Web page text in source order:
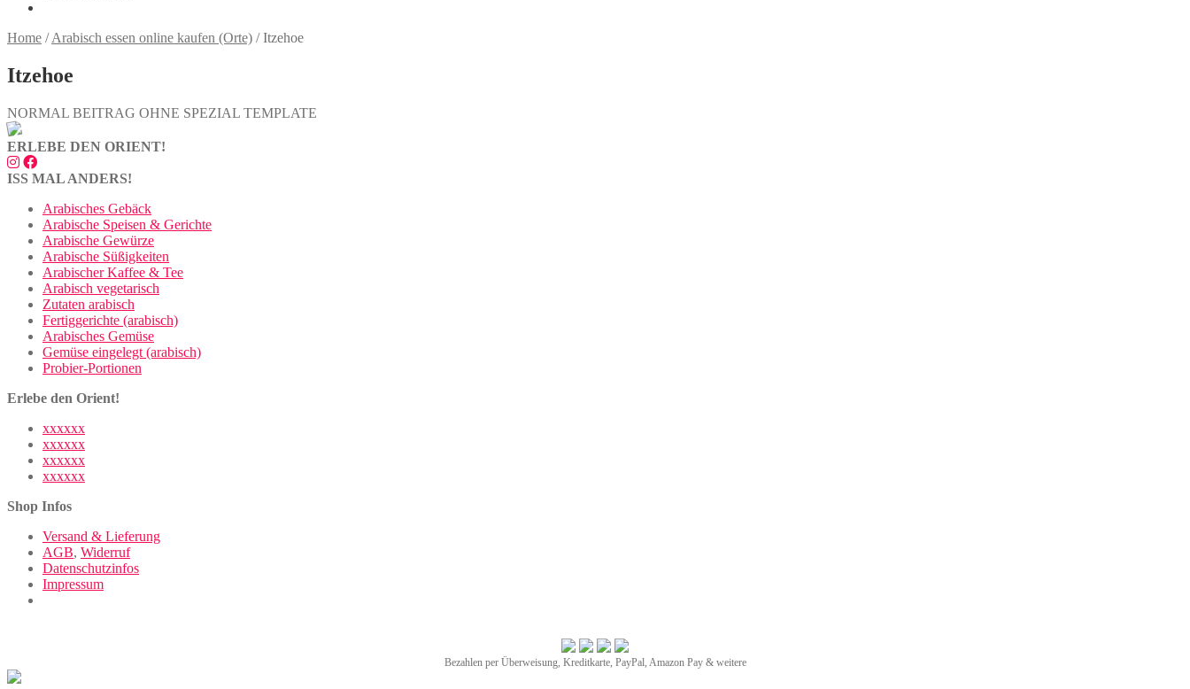
Home /Arabisch essen online kaufen (Orte) /Itzehoe
Itzehoe
NORMAL BEITRAG OHNE SPEZIAL TEMPLATE
ERLEBE DEN ORIENT!
ISS MAL ANDERS!
Arabisches Gebäck
Arabische Speisen & Gerichte
Arabische Gewürze
Arabische Süßigkeiten
Arabischer Kaffee & Tee
Arabisch vegetarisch
Zutaten arabisch
Fertiggerichte (arabisch)
Arabisches Gemüse
Gemüse eingelegt (arabisch)
Probier-Portionen
Erlebe den Orient!
xxxxxx
xxxxxx
xxxxxx
xxxxxx
Shop Infos
Versand & Lieferung
AGB, Widerruf
Datenschutzinfos
Impressum